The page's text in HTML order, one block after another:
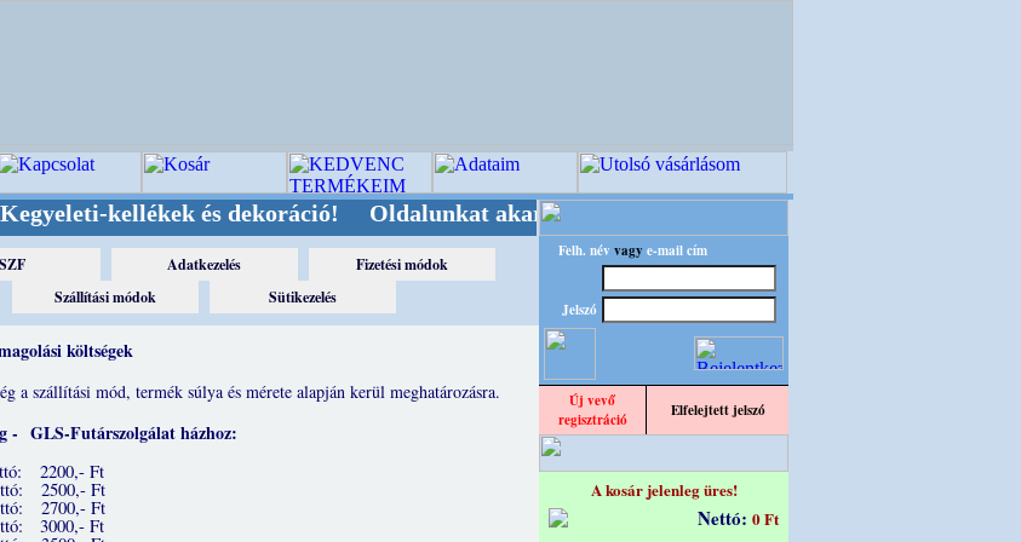
kellékek és dekoráció! Oldalunkat akarattal tartjuk "Oldtimer/RETRO" designba!
költségek
a szállítási mód, termék súlya és mérete alapján kerül meghatározásra.
- GLS-Futárszolgálat házhoz:
2200,- Ft
2500,- Ft
2700,- Ft
3000,- Ft
Felh. név vagy e-mail cím
Jelszó
Új vevő
regisztráció
Elfelejtett jelszó
A kosár jelenleg üres!
Nettó: 0 Ft